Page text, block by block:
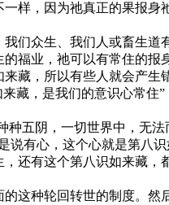
样，因为祂真正的果报身
众生、我们人或畜生道
福业，祂可以有常住的报
藏，所以有些人就会产生
藏，是我们的意识心常住
五阴，一切世界中，无法
说有心，这个心就是第八
还有这个第八识如来藏，
这种轮回转世的制度。然